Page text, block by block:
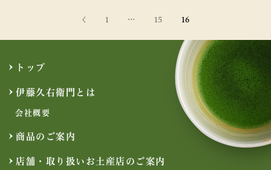
1 … 15 16
トップ
伊藤久右衛門とは
会社概要
商品のご案内
店舗・取り扱いお土産店のご案内